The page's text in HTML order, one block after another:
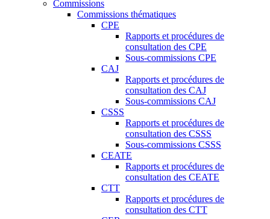
Commissions
Commissions thématiques
CPE
Rapports et procédures de
consultation des CPE
Sous-commissions CPE
CAJ
Rapports et procédures de
consultation des CAJ
Sous-commissions CAJ
CSSS
Rapports et procédures de
consultation des CSSS
Sous-commissions CSSS
CEATE
Rapports et procédures de
consultation des CEATE
CTT
Rapports et procédures de
consultation des CTT